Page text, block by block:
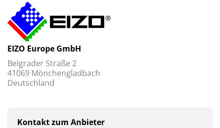
EIZO Europe GmbH
Belgrader Straße 2
41069 Mönchengladbach
Deutschland
Kontakt zum Anbieter